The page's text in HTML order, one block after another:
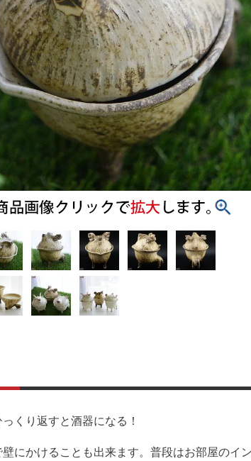
くり返すと酒器になる！
にかけることも出来ます。普段はお部屋のイ